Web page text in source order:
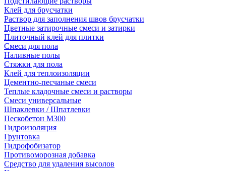
Клей для брусчатки
Раствор для заполнения швов брусчатки
Цветные затирочные смеси и затирки
Плиточный клей для плитки
Смеси для пола
Наливные полы
Стяжки для пола
Клей для теплоизоляции
Цементно-песчаные смеси
Теплые кладочные смеси и растворы
Смеси универсальные
Шпаклевки / Шпатлевки
Пескобетон М300
Гидроизоляция
Грунтовка
Гидрофобизатор
Противоморозная добавка
Средство для удаления высолов